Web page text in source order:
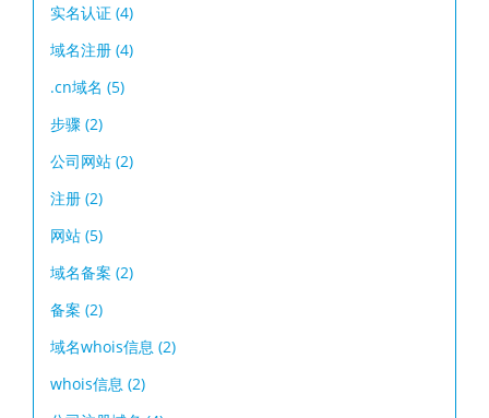
实名认证 (4)
域名注册 (4)
.cn域名 (5)
步骤 (2)
公司网站 (2)
注册 (2)
网站 (5)
域名备案 (2)
备案 (2)
域名whois信息 (2)
whois信息 (2)